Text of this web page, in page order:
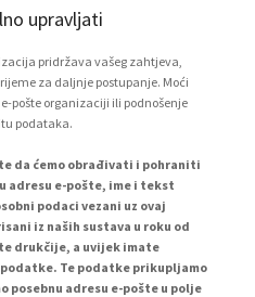
upravljati
pridržava vašeg zahtjeva,
za daljnje postupanje. Moći
pošte organizaciji ili podnošenje
podataka.
da ćemo obrađivati i pohraniti
adresu e-pošte, ime i tekst
podaci vezani uz ovaj
iz naših sustava u roku od
drukčije, a uvijek imate
Te podatke prikupljamo
adresu e-pošte u polje